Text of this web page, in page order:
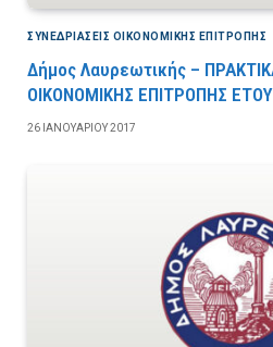
ΣΥΝΕΔΡΙΆΣΕΙΣ ΟΙΚΟΝΟΜΙΚΉΣ ΕΠΙΤΡΟΠΉΣ
Δήμος Λαυρεωτικής –
ΟΙΚΟΝΟΜΙΚΗΣ ΕΠΙΤΡΟΠΗΣ
26 ΙΑΝΟΥΑΡΊΟΥ 2017